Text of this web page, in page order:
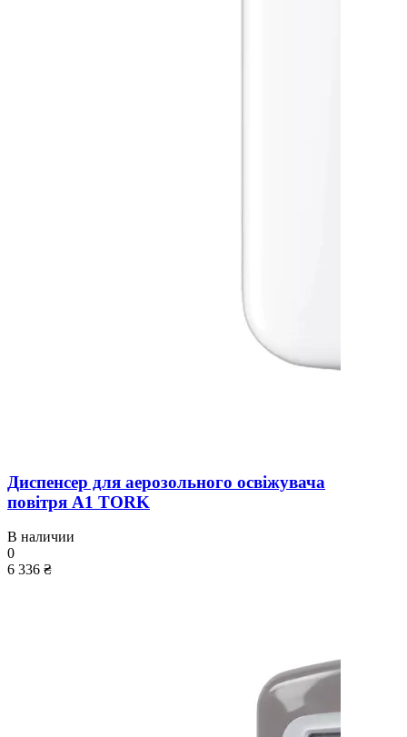
Диспенсер для аерозольного освіжувача
повітря A1 TORK
В наличии
0
6 336 ₴